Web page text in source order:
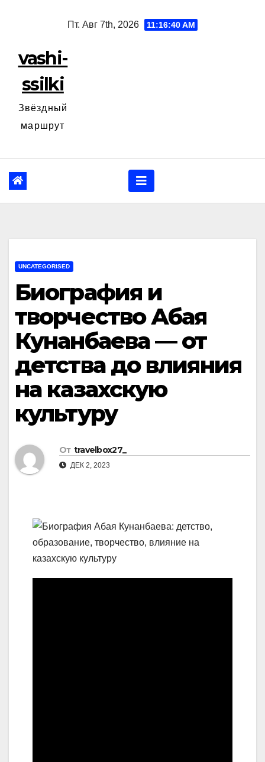
Пт. Авг 7th, 2026 11:16:41 AM
vashi-
ssilki
Звёздный
маршрут
UNCATEGORISED
Биография и
творчество Абая
Кунанбаева — от
детства до влияния
на казахскую
культуру
От travelbox27_
ДЕК 2, 2023